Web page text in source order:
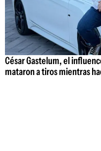
César Gastelum, el
mataron a tiros mientras